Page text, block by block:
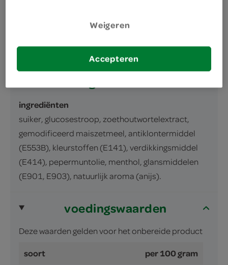
170 Gram
ingrediënten
suiker, glucosestroop, zoethoutwortelextract,
gemodificeerd maiszetmeel, antiklontermiddel
(E553B), kleurstoffen (E141), verdikkingsmiddel
(E414), pepermuntolie, menthol, glansmiddelen
(E901, E903), natuurlijk aroma (anijs).
voedingswaarden
Deze waarden gelden voor het onbereide product
soort per 100 gram
Weigeren
Accepteren